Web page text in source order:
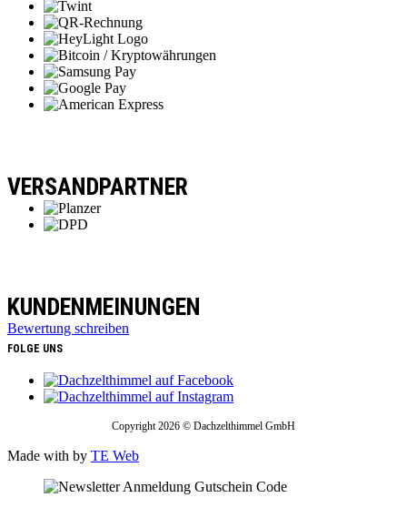
VERSANDPARTNER
KUNDENMEINUNGEN
Bewertung schreiben
FOLGE UNS
Copyright 2026 © Dachzelthimmel GmbH
Made with by TE Web